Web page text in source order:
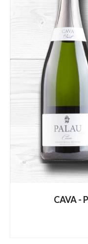
CAVA -